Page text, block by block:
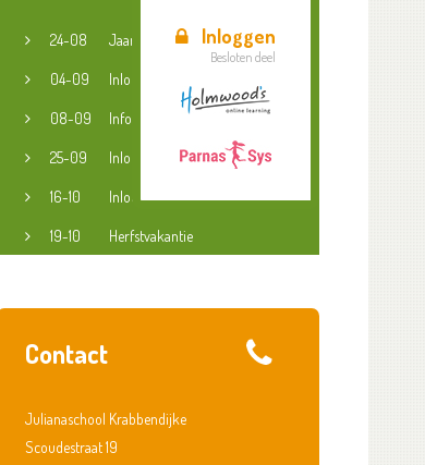
Inloggen
Besloten deel
24-08 Jaaropening
04-09 Inloopspreekuur jeugdconsulent
08-09 Informatieavond groep 3-8
25-09 Inloopspreekuur jeugdconsulent
16-10 Inloopspreekuur jeugdconsulent
19-10 Herfstvakantie
Contact
Julianaschool Krabbendijke
Scoudestraat 19